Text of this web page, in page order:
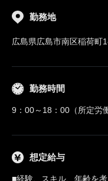
勤務地
広島県広島市南区稲荷町
勤務時間
9：00～18：00（所定労
想定給与
■経験、スキル、年齢を